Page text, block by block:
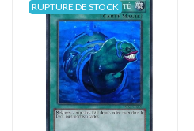
RUPTURE DE STOCK